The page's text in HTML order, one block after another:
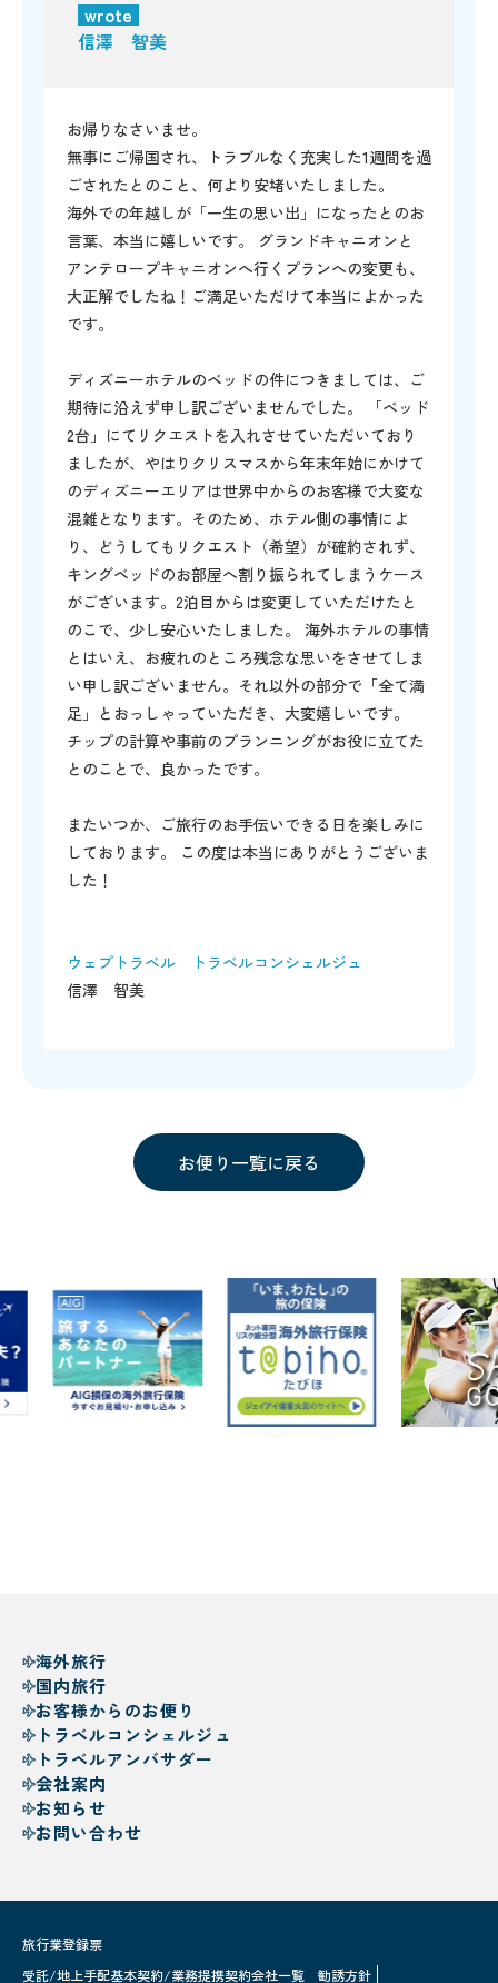
wrote
信澤 智美
お帰りなさいませ。
無事にご帰国され、トラブルなく充実した1週間を過
ごされたとのこと、何より安堵いたしました。
海外での年越しが「一生の思い出」になったとのお
言葉、本当に嬉しいです。 グランドキャニオンと
アンテロープキャニオンへ行くプランへの変更も、
大正解でしたね！ご満足いただけて本当によかった
です。
ディズニーホテルのベッドの件につきましては、ご
期待に沿えず申し訳ございませんでした。 「ベッド
2台」にてリクエストを入れさせていただいており
ましたが、やはりクリスマスから年末年始にかけて
のディズニーエリアは世界中からのお客様で大変な
混雑となります。そのため、ホテル側の事情によ
り、どうしてもリクエスト（希望）が確約されず、
キングベッドのお部屋へ割り振られてしまうケース
がございます。2泊目からは変更していただけたと
のこで、少し安心いたしました。 海外ホテルの事情
とはいえ、お疲れのところ残念な思いをさせてしま
い申し訳ございません。それ以外の部分で「全て満
足」とおっしゃっていただき、大変嬉しいです。
チップの計算や事前のプランニングがお役に立てた
とのことで、良かったです。
またいつか、ご旅行のお手伝いできる日を楽しみに
しております。 この度は本当にありがとうございま
した！
ウェブトラベル トラベルコンシェルジュ
信澤 智美
お便り一覧に戻る
海外旅行
国内旅行
お客様からのお便り
トラベルコンシェルジュ
トラベルアンバサダー
会社案内
お知らせ
お問い合わせ
旅行業登録票
受託/地上手配基本契約/業務提携契約会社一覧
勧誘方針